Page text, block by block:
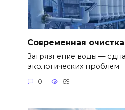
Современная
Загрязнение воды —
экологических проблем
0 69